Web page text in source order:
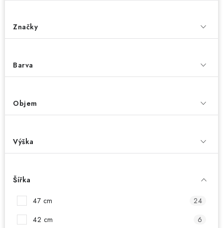
Značky
Barva
Objem
Výška
Šířka
47 cm
24
42 cm
6